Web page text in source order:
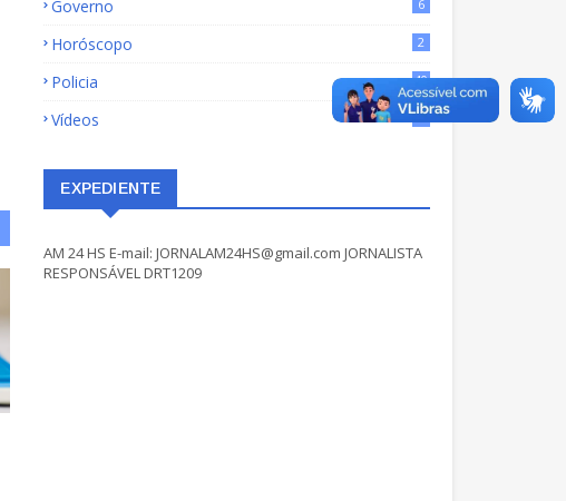
Governo 6
Horóscopo 2
Policia 40
Vídeos 17
EXPEDIENTE
AM 24 HS E-mail: JORNALAM24HS@gmail.com JORNALISTA
RESPONSÁVEL DRT1209